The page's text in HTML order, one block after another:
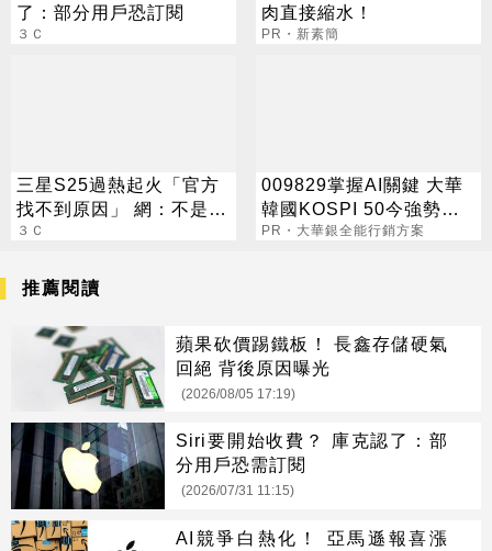
了：部分用戶恐訂閱
３Ｃ
肉直接縮水！
PR・新素簡
三星S25過熱起火「官方
找不到原因」 網：不是第
一次
３Ｃ
009829掌握AI關鍵 大華
韓國KOSPI 50今強勢開
募
PR・大華銀全能行銷方案
推薦閱讀
蘋果砍價踢鐵板！ 長鑫存儲硬氣
回絕 背後原因曝光
(2026/08/05 17:19)
Siri要開始收費？ 庫克認了：部
分用戶恐需訂閱
(2026/07/31 11:15)
AI競爭白熱化！ 亞馬遜報喜漲